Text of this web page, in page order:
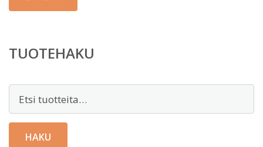
TUOTEHAKU
HAKU